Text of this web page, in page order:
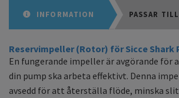
INFORMATION PASSAR TILL
Reservimpeller (Rotor) för Sicce Shark
En fungerande impeller är avgörande
din pump ska arbeta effektivt. Denna
avsedd för att återställa flöde, minska